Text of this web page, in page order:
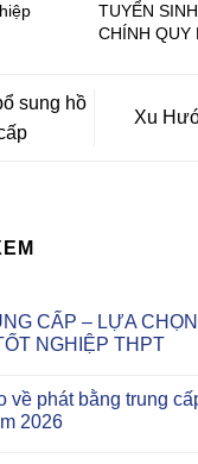
TUYỂN
CHÍNH QUY
sung hồ
Xu
CẤP – LỰA
NGHIỆP THPT
về phát bằng trung
2026